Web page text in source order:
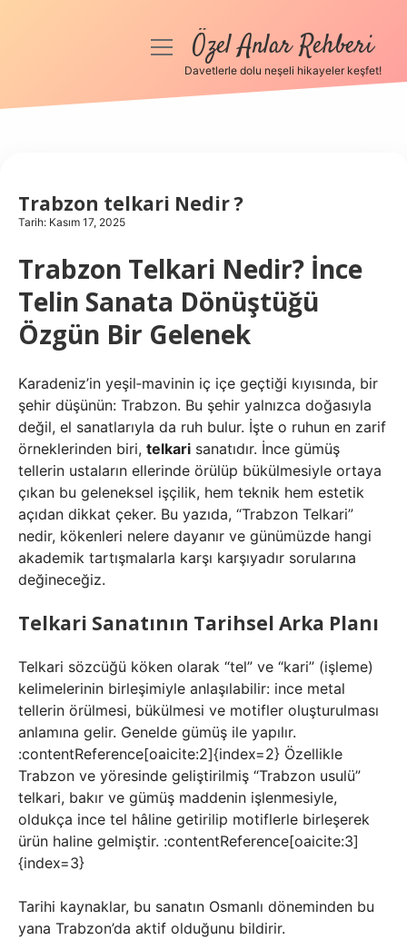
Anasayfa
Hakkımızda
menüyüÖzel Anlar Rehberi
Davetlerle dolu neşeli hikayeler keşfet!
Trabzon telkari Nedir ?
Tarih: Kasım 17, 2025
Trabzon Telkari Nedir? İnce
Telin Sanata Dönüştüğü
Özgün Bir Gelenek
Karadeniz’in yeşil‑mavinin iç içe geçtiği kıyısında, bir
şehir düşünün: Trabzon. Bu şehir yalnızca doğasıyla
değil, el sanatlarıyla da ruh bulur. İşte o ruhun en zarif
örneklerinden biri, telkari sanatıdır. İnce gümüş
tellerin ustaların ellerinde örülüp bükülmesiyle ortaya
çıkan bu geleneksel işçilik, hem teknik hem estetik
açıdan dikkat çeker. Bu yazıda, “Trabzon Telkari”
nedir, kökenleri nelere dayanır ve günümüzde hangi
akademik tartışmalarla karşı karşıyadır sorularına
değineceğiz.
Telkari Sanatının Tarihsel Arka Planı
Telkari sözcüğü köken olarak “tel” ve “kari” (işleme)
kelimelerinin birleşimiyle anlaşılabilir: ince metal
tellerin örülmesi, bükülmesi ve motifler oluşturulması
anlamına gelir. Genelde gümüş ile yapılır.
:contentReference[oaicite:2]{index=2} Özellikle
Trabzon ve yöresinde geliştirilmiş “Trabzon usulü”
telkari, bakır ve gümüş maddenin işlenmesiyle,
oldukça ince tel hâline getirilip motiflerle birleşerek
ürün haline gelmiştir. :contentReference[oaicite:3]
{index=3}
Tarihi kaynaklar, bu sanatın Osmanlı döneminden bu
yana Trabzon’da aktif olduğunu bildirir.